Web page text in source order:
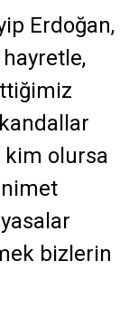
Erdoğan,
kim olursa
bizlerin